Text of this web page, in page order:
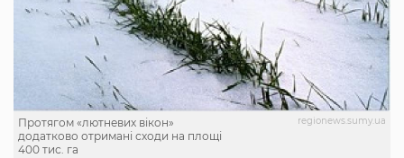
regionews.sumy.ua
Протягом «лютневих вікон»
додатково отримані сходи на площі
400 тис. га